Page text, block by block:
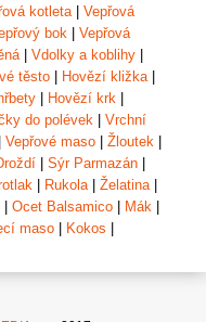
kotleta| Vepřová
bok
Vepřová
| Vdolky a koblihy
těsto Hovězí kližka|
Hovězí krk
do polévek
Vrchní
Vepřové maso Žloutek
Sýr Parmazán
Rukola| Želatina|
Ocet Balsamico Mák
maso Kokos